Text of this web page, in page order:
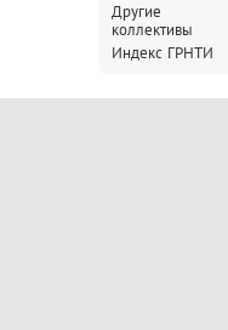
Другие
коллективы
Индекс ГРНТИ